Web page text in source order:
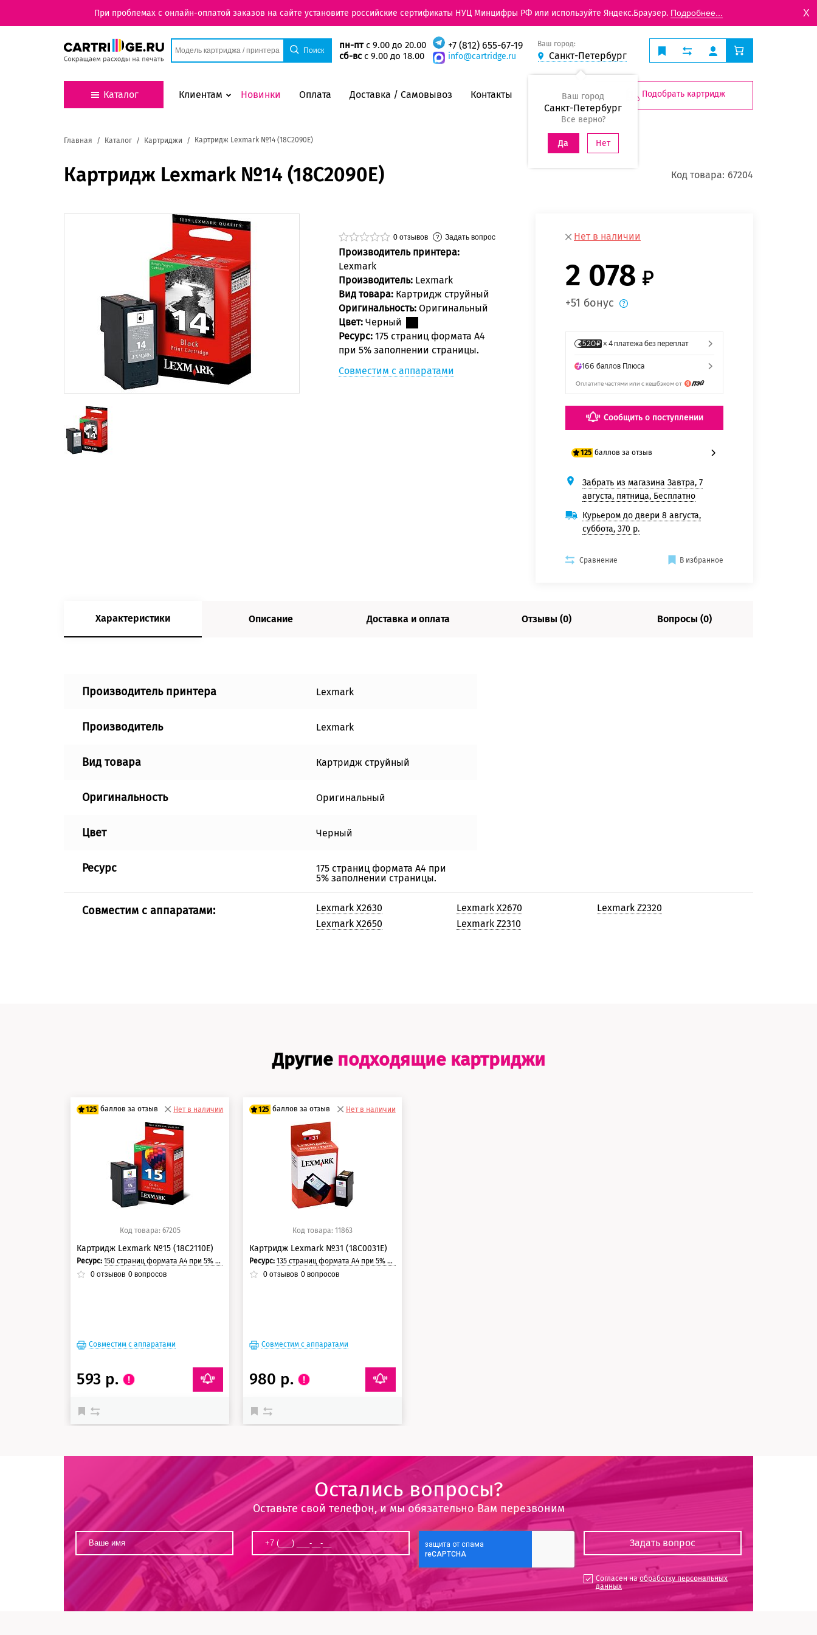
При проблемах с онлайн-оплатой заказов на сайте установите российские сертификаты НУЦ Минцифры РФ или используйте Яндекс.Браузер. Подробнее... X
пн-птс 9.00 до 20.00
сб-всс 9.00 до 18.00
+7 (812) 655-67-19
info@cartridge.ru
Ваш город:
Санкт-Петербург
Ваш город
Санкт-Петербург
Все верно?
Да Нет
Каталог Клиентам Новинки Оплата Доставка / Самовывоз Контакты Подобрать картридж
Главная Каталог Картриджи Картридж Lexmark №14 (18C2090E)
Картридж Lexmark №14 (18C2090E) Код товара: 67204
0 отзывов Задать вопрос
Производитель принтера:
Lexmark
Производитель: Lexmark
Вид товара: Картридж струйный
Оригинальность: Оригинальный
Цвет: Черный
Ресурс: 175 страниц формата А4
при 5% заполнении страницы.
Совместим с аппаратами
Нет в наличии
2 078
+51 бонус
Сообщить о поступлении
125 баллов за отзыв
100 баллов
125 баллов
Забрать из магазина Завтра, 7
августа, пятница, Бесплатно
Курьером до двери 8 августа,
суббота, 370 р.
Сравнение В избранное
Характеристики Описание Доставка и оплата Отзывы (0) Вопросы (0)
Производитель принтера Lexmark
Производитель Lexmark
Вид товара Картридж струйный
Оригинальность Оригинальный
Цвет Черный
Ресурс
175 страниц формата А4 при
5% заполнении страницы.
Совместим с аппаратами:
Lexmark X2630
Lexmark X2650
Lexmark X2670
Lexmark Z2310
Lexmark Z2320
Другие подходящие картриджи
125 баллов за отзыв Нет в наличии
Код товара: 67205
Картридж Lexmark №15 (18С2110E)
Ресурс:150 страниц формата А4 при 5% заполнении страницы.
0 отзывов 0 вопросов
Совместим с аппаратами
593 р.
125 баллов за отзыв
100 баллов
125 баллов
Нет в наличии
Код товара: 11863
Картридж Lexmark №31 (18С0031E)
Ресурс: 135 страниц формата А4 при 5% заполнении страницы.
0отзывов 0вопросов
Совместим с аппаратами
980 р.
Остались вопросы?
Оставьте свой телефон, и мы обязательно Вам перезвоним
Согласен наобработку персональных
данных